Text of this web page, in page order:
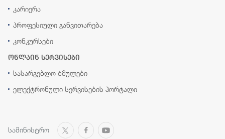
კარიერა
პროფესიული განვითარება
კონკურსები
ონლაინ სერვისები
სასარგებლო ბმულები
ელექტრონული სერვისების პორტალი
სამინისტრო